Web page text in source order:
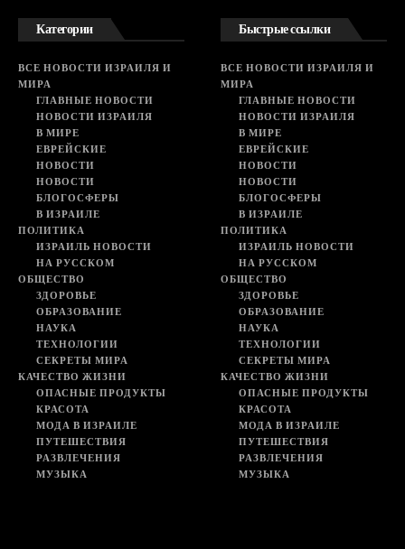
Категории
ВСЕ НОВОСТИ ИЗРАИЛЯ И
МИРА
ГЛАВНЫЕ НОВОСТИ
НОВОСТИ ИЗРАИЛЯ
В МИРЕ
ЕВРЕЙСКИЕ
НОВОСТИ
НОВОСТИ
БЛОГОСФЕРЫ
В ИЗРАИЛЕ
ПОЛИТИКА
ИЗРАИЛЬ НОВОСТИ
НА РУССКОМ
ОБЩЕСТВО
ЗДОРОВЬЕ
ОБРАЗОВАНИЕ
НАУКА
ТЕХНОЛОГИИ
СЕКРЕТЫ МИРА
КАЧЕСТВО ЖИЗНИ
ОПАСНЫЕ ПРОДУКТЫ
КРАСОТА
МОДА В ИЗРАИЛЕ
ПУТЕШЕСТВИЯ
РАЗВЛЕЧЕНИЯ
МУЗЫКА
Быстрые ссылки
ВСЕ НОВОСТИ ИЗРАИЛЯ И
МИРА
ГЛАВНЫЕ НОВОСТИ
НОВОСТИ ИЗРАИЛЯ
В МИРЕ
ЕВРЕЙСКИЕ
НОВОСТИ
НОВОСТИ
БЛОГОСФЕРЫ
В ИЗРАИЛЕ
ПОЛИТИКА
ИЗРАИЛЬ НОВОСТИ
НА РУССКОМ
ОБЩЕСТВО
ЗДОРОВЬЕ
ОБРАЗОВАНИЕ
НАУКА
ТЕХНОЛОГИИ
СЕКРЕТЫ МИРА
КАЧЕСТВО ЖИЗНИ
ОПАСНЫЕ ПРОДУКТЫ
КРАСОТА
МОДА В ИЗРАИЛЕ
ПУТЕШЕСТВИЯ
РАЗВЛЕЧЕНИЯ
МУЗЫКА